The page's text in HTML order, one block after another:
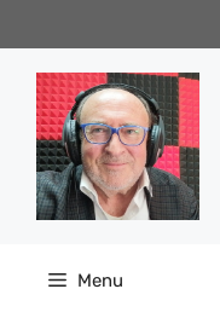
al
contenuto
Menu